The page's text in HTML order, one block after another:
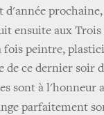
d'année
ensuite aux
fois peintre,
ce dernier soir
sont à l'honneur
parfaitement